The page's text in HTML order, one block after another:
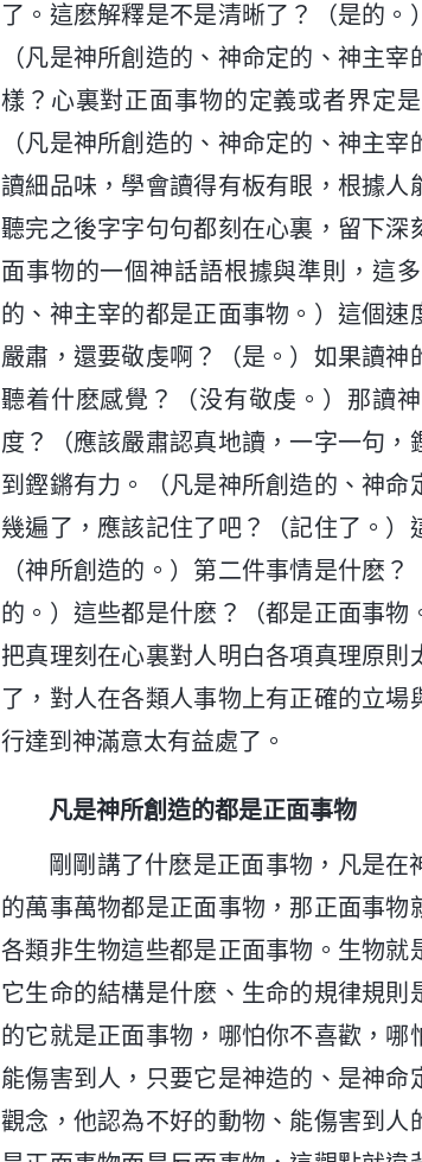
了。這麽解釋是不是清晰了？（是的。
（凡是神所創造的、神命定的、神主
樣？心裏對正面事物的定義或者界定
（凡是神所創造的、神命定的、神主
讀細品味，學會讀得有板有眼，根據
聽完之後字字句句都刻在心裏，留下
面事物的一個神話語根據與準則，這
的、神主宰的都是正面事物。）這個
嚴肅，還要敬虔啊？（是。）如果讀
聽着什麽感覺？（没有敬虔。）那讀
度？（應該嚴肅認真地讀，一字一句
到鏗鏘有力。（凡是神所創造的、神
幾遍了，應該記住了吧？（記住了。）
（神所創造的。）第二件事情是什麽
的。）這些都是什麽？（都是正面事物
把真理刻在心裏對人明白各項真理原
了，對人在各類人事物上有正確的立
行達到神滿意太有益處了。
凡是神所創造的都是正面事物
剛剛講了什麽是正面事物，凡是
的萬事萬物都是正面事物，那正面事
各類非生物這些都是正面事物。生物
它生命的結構是什麽、生命的規律規
的它就是正面事物，哪怕你不喜歡，
能傷害到人，只要它是神造的、是神
觀念，他認為不好的動物、能傷害到